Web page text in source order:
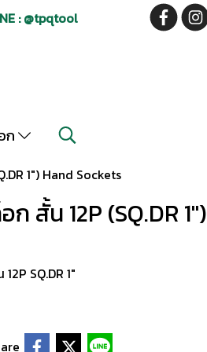
: @tpqtool
ก
1") Hand Sockets
สั้น 12P (SQ.DR 1")
SQ.DR 1"